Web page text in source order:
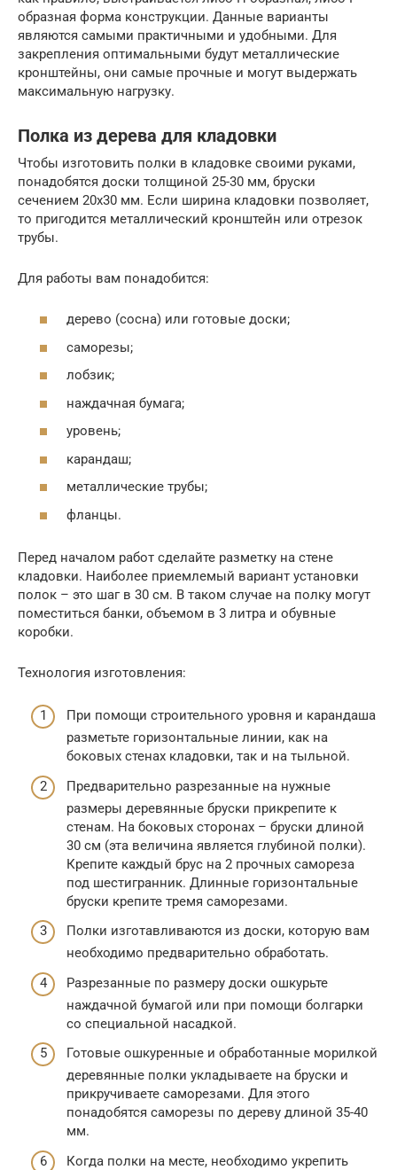
образная форма конструкции. Данные варианты
являются самыми практичными и удобными. Для
закрепления оптимальными будут металлические
кронштейны, они самые прочные и могут выдержать
максимальную нагрузку.
Полка из дерева для кладовки
Чтобы изготовить полки в кладовке своими руками,
понадобятся доски толщиной 25-30 мм, бруски
сечением 20х30 мм. Если ширина кладовки позволяет,
то пригодится металлический кронштейн или отрезок
трубы.
Для работы вам понадобится:
дерево (сосна) или готовые доски;
саморезы;
лобзик;
наждачная бумага;
уровень;
карандаш;
металлические трубы;
фланцы.
Перед началом работ сделайте разметку на стене
кладовки. Наиболее приемлемый вариант установки
полок – это шаг в 30 см. В таком случае на полку могут
поместиться банки, объемом в 3 литра и обувные
коробки.
Технология изготовления:
При помощи строительного уровня и карандаша
разметьте горизонтальные линии, как на
боковых стенах кладовки, так и на тыльной.
Предварительно разрезанные на нужные
размеры деревянные бруски прикрепите к
стенам. На боковых сторонах – бруски длиной
30 см (эта величина является глубиной полки).
Крепите каждый брус на 2 прочных самореза
под шестигранник. Длинные горизонтальные
бруски крепите тремя саморезами.
Полки изготавливаются из доски, которую вам
необходимо предварительно обработать.
Разрезанные по размеру доски ошкурьте
наждачной бумагой или при помощи болгарки
со специальной насадкой.
Готовые ошкуренные и обработанные морилкой
деревянные полки укладываете на бруски и
прикручиваете саморезами. Для этого
понадобятся саморезы по дереву длиной 35-40
мм.
Когда полки на месте, необходимо укрепить